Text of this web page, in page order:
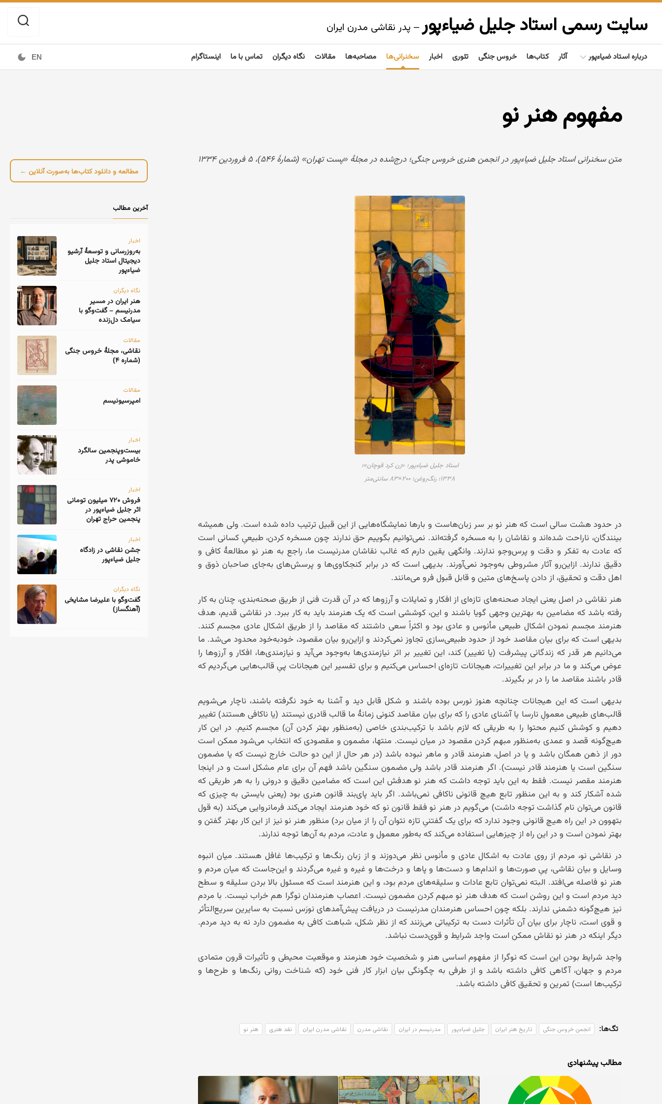
Skip
contentسایت رسمی استاد جلیل ضیاءپور – پدر نقاشی مدرن ایران
درباره استاد ضیاءپور آثار کتاب‌ها خروس جنگی تئوری اخبار سخنرانی‌ها مصاحبه‌ها مقالات نگاه دیگران تماس با ما اینستاگرام EN
مفهوم هنر نو
متن سخنرانی استاد جلیل ضیاءپور در انجمن هنری خروس جنگی؛ درج‌شده در مجلهٔ «پست تهران» (شمارهٔ ۵۴۶)، ۵ فروردین ۱۳۳۴
استاد جلیل ضیاءپور؛ «زن کرد قوچان»؛
۱۳۳۸؛ رنگ‌روغن؛ ۲۰۰×۸۳ سانتی‌متر
در حدود هشت سالی است که هنر نو بر سر زبان‌هاست و بارها نمایشگاه‌هایی از این قبیل ترتیب داده شده است. ولی همیشه
بینندگان، ناراحت شده‌اند و نقاشان را به مسخره گرفته‌اند. نمی‌توانیم بگوییم حق ندارند چون مسخره کردن، طبیعیِ کسانی است
که عادت به تفکر و دقت و پرس‌وجو ندارند. وانگهی یقین دارم که غالب نقاشان مدرنیست ما، راجع به هنر نو مطالعهٔ کافی و
دقیق ندارند. ازاین‌رو آثار مشروطی به‌وجود نمی‌آورند. بدیهی است که در برابر کنجکاوی‌ها و پرسش‌های به‌جای صاحبان ذوق و
اهل دقت و تحقیق، از دادن پاسخ‌های متین و قابل قبول فرو می‌مانند.
هنر نقاشی در اصل یعنی ایجاد صحنه‌های تازه‌ای از افکار و تمایلات و آرزوها که در آن قدرت فنی از طریق صحنه‌بندی، چنان به کار
رفته باشد که مضامین به بهترین وجهی گویا باشند و این، کوششی است که یک هنرمند باید به کار ببرد. در نقاشی قدیم، هدف
هنرمند مجسم نمودن اشکال طبیعی مأنوس و عادی بود و اکثراً سعی داشتند که مقاصد را از طریق اشکال عادی مجسم کنند.
بدیهی است که برای بیان مقاصد خود از حدود طبیعی‌سازی تجاوز نمی‌کردند و ازاین‌رو بیان مقصود، خودبه‌خود محدود می‌شد. ما
می‌دانیم هر قدر که زندگانی پیشرفت (یا تغییر) کند، این تغییر بر اثر نیازمندی‌ها به‌وجود می‌آید و نیازمندی‌ها، افکار و آرزوها را
عوض می‌کند و ما در برابر این تغییرات، هیجانات تازه‌ای احساس می‌کنیم و برای تفسیر این هیجانات پیِ قالب‌هایی می‌گردیم که
قادر باشند مقاصد ما را در بر بگیرند.
بدیهی است که این هیجانات چنانچه هنوز نورس بوده باشند و شکل قابل دید و آشنا به خود نگرفته باشند، ناچار می‌شویم
قالب‌های طبیعی معمولِ نارسا یا آشنای عادی را که برای بیان مقاصد کنونی زمانهٔ ما قالب قادری نیستند (یا ناکافی هستند) تغییر
دهیم و کوشش کنیم محتوا را به طریقی که لازم باشد با ترکیب‌بندی خاصی (به‌منظور بهتر کردن آن) مجسم کنیم. در این کار
هیچ‌گونه قصد و عمدی به‌منظور مبهم کردن مقصود در میان نیست. منتها، مضمون و مقصودی که انتخاب می‌شود ممکن است
دور از ذهن همگان باشد و یا در اصل، هنرمند قادر و ماهر نبوده باشد (در هر حال از این دو حالت خارج نیست که یا مضمون
سنگین است یا هنرمند قادر نیست). اگر هنرمند قادر باشد ولی مضمون سنگین باشد فهم آن برای عام مشکل است و در اینجا
هنرمند مقصر نیست. فقط به این باید توجه داشت که هنر نو هدفش این است که مضامین دقیق و درونی را به هر طریقی که
شده آشکار کند و به این منظور تابع هیچ قانونی ناکافی نمی‌باشد. اگر باید پای‌بند قانون هنری بود (یعنی بایستی به چیزی که
قانون می‌توان نام گذاشت توجه داشت) می‌گویم در هنر نو فقط قانون نو که خود هنرمند ایجاد می‌کند فرمانروایی می‌کند (به قول
بتهوون در این راه هیچ قانونی وجود ندارد که برای یک گفتنیِ تازه نتوان آن را از میان برد) منظور هنر نو نیز از این کار بهتر گفتن و
بهتر نمودن است و در این راه از چیزهایی استفاده می‌کند که به‌طور معمول و عادت، مردم به آن‌ها توجه ندارند.
در نقاشی نو، مردم از روی عادت به اشکال عادی و مأنوس نظر می‌دوزند و از زبان رنگ‌ها و ترکیب‌ها غافل هستند. میان انبوه
وسایل و بیان نقاشی، پیِ صورت‌ها و اندام‌ها و دست‌ها و پاها و درخت‌ها و غیره و غیره می‌گردند و این‌جاست که میان مردم و
هنر نو فاصله می‌افتد. البته نمی‌توان تابع عادات و سلیقه‌های مردم بود، و این هنرمند است که مسئول بالا بردن سلیقه و سطح
دید مردم است و این روشن است که هدف هنر نو مبهم کردن مضمون نیست. اعصاب هنرمندان نوگرا هم خراب نیست. با مردم
نیز هیچ‌گونه دشمنی ندارند. بلکه چون احساس هنرمندان مدرنیست در دریافت پیش‌آمدهای نورَس نسبت به سایرین سریع‌التأثر
و قوی است، ناچار برای بیان آن تأثرات دست به ترکیباتی می‌زنند که از نظر شکل، شباهت کافی به مضمون دارد نه به دید مردم.
دیگر اینکه در هنر نو نقاش ممکن است واجد شرایط و قوی‌دست نباشد.
واجد شرایط بودن این است که نوگرا از مفهوم اساسی هنر و شخصیت خود هنرمند و موقعیت محیطی و تأثیرات قرون متمادی
مردم و جهان، آگاهی کافی داشته باشد و از طرفی به چگونگی بیان ابزار کار فنی خود (که شناخت روانی رنگ‌ها و طرح‌ها و
ترکیب‌ها است) تمرین و تحقیق کافی داشته باشد.
تگ‌ها: انجمن خروس جنگی تاریخ هنر ایران جلیل ضیاءپور مدرنیسم در ایران نقاشی مدرن نقاشی مدرن ایران نقد هنری هنر نو
مطالب پیشنهادی
مطالعه و دانلود کتاب‌ها به‌صورت آنلاین ←
آخرین مطالب
اخبار
به‌روزرسانی و توسعهٔ آرشیو
دیجیتال استاد جلیل
ضیاءپور
نگاه دیگران
هنر ایران در مسیر
مدرنیسم – گفت‌وگو با
سیامک دل‌زنده
مقالات
نقاشی، مجلهٔ خروس جنگی
(شماره ۴)
مقالات
امپرسیونیسم
اخبار
‎بیست‌و‌پنجمین سالگرد
خاموشی پدر
اخبار
فروش ۷۲۰ میلیون تومانی
اثر جلیل ضیاءپور در
پنجمین حراج تهران
اخبار
جشن نقاشی در زادگاه
جلیل ضیاءپور
نگاه دیگران
گفت‌وگو با علیرضا مشایخی
(آهنگساز)